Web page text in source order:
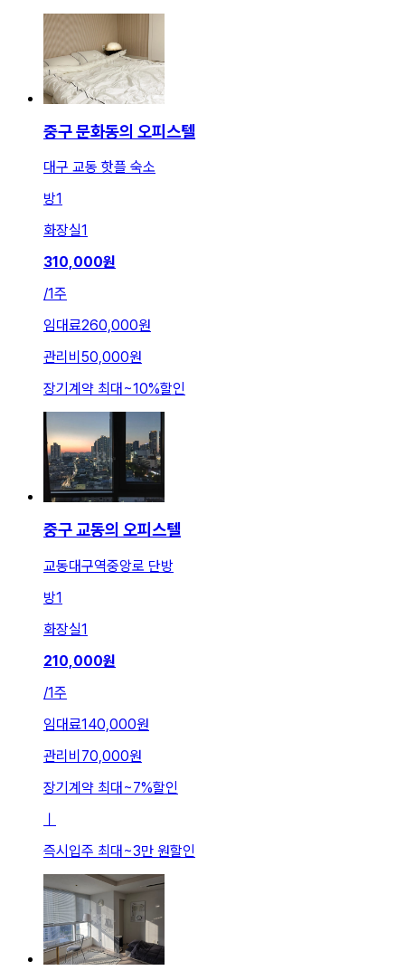
중구 문화동의 오피스텔
대구 교동 핫플 숙소
방1
화장실1
310,000원
/1주
임대료260,000원
관리비 50,000원
장기계약 최대 ~10%할인
중구 교동의 오피스텔
교동대구역중앙로 단방
방1
화장실1
210,000원
/1주
임대료140,000원
관리비 70,000원
장기계약 최대~7%할인
ㅣ
즉시입주 최대~3만 원할인